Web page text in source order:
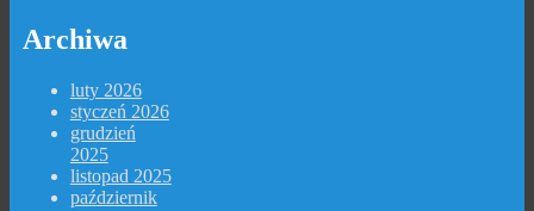
Archiwa
luty 2026
styczeń 2026
grudzień
2025
listopad 2025
październik